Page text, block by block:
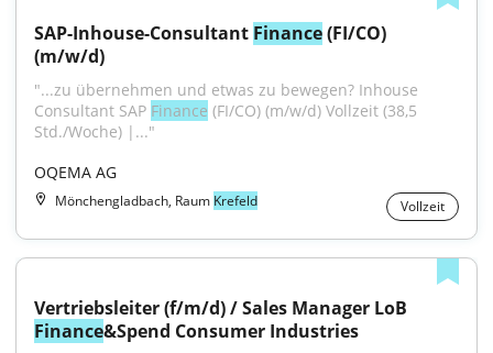
SAP-Inhouse-Consultant Finance (FI/CO)
(m/w/d)
"...zu übernehmen und etwas zu bewegen? Inhouse
Consultant SAP Finance (FI/CO) (m/w/d) Vollzeit (38,5
Std./Woche) |..."
OQEMA AG
Mönchengladbach, Raum Krefeld Vollzeit
Finance&Spend Consumer Industries